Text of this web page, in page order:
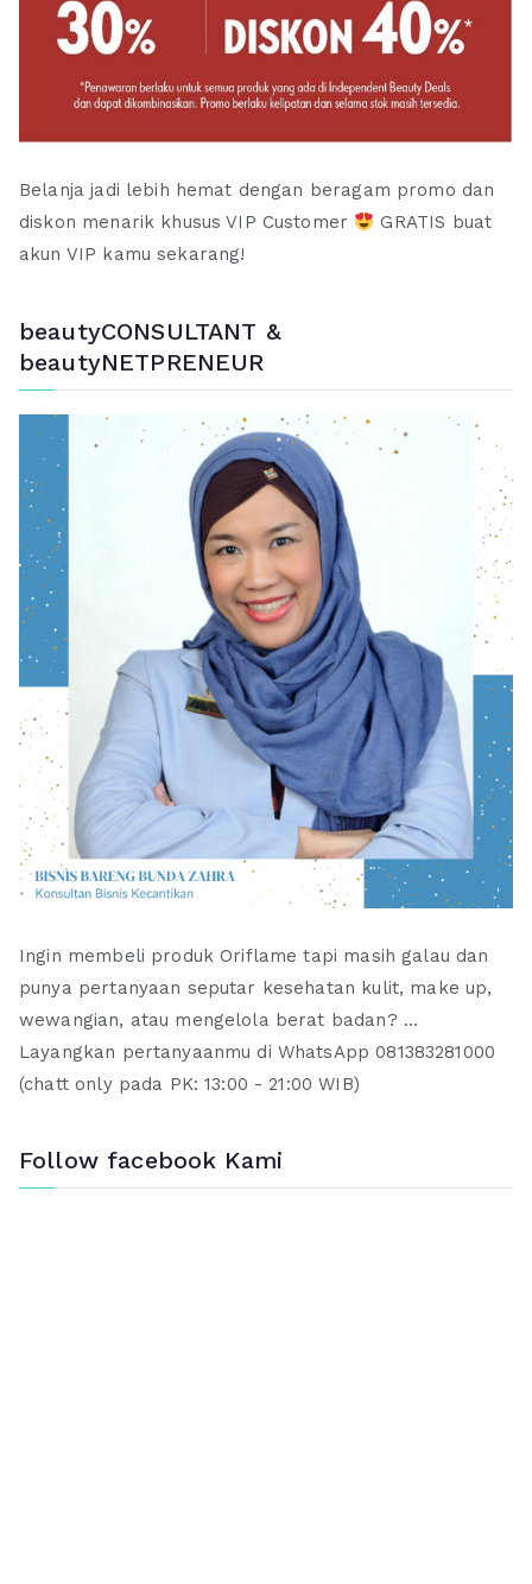
Belanja jadi lebih hemat dengan beragam promo dan
diskon menarik khusus VIP Customer
GRATIS buat
akun VIP kamu sekarang!
beautyCONSULTANT &
beautyNETPRENEUR
Ingin membeli produk Oriflame tapi masih galau dan
punya pertanyaan seputar kesehatan kulit, make up,
wewangian, atau mengelola berat badan? ...
Layangkan pertanyaanmu di WhatsApp 081383281000
(chatt only pada PK: 13:00 - 21:00 WIB)
Follow facebook Kami